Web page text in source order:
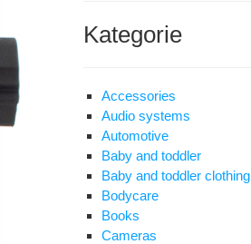
Kategorie
Accessories
Audio systems
Automotive
Baby and toddler
Baby and toddler clothing
Bodycare
Books
Cameras